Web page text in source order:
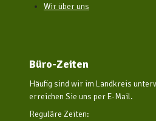
Wir über uns
Büro-Zeiten
Häufig sind wir im Landkreis
erreichen Sie uns per E-Mail.
Reguläre Zeiten: